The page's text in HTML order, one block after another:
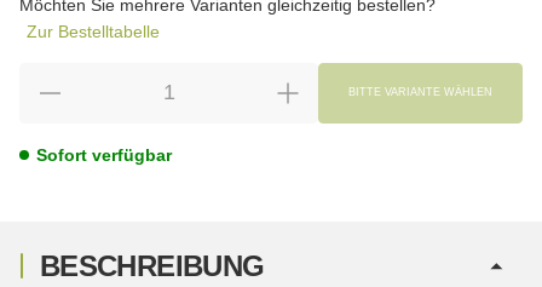
Möchten Sie mehrere Varianten gleichzeitig bestellen?
Zur Bestelltabelle
BITTE VARIANTE WÄHLEN
Sofort verfügbar
BESCHREIBUNG